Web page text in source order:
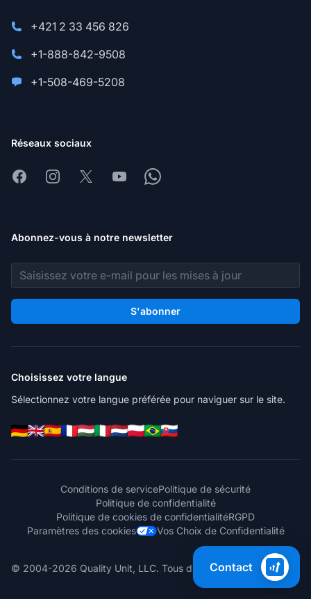
+421 2 33 456 826
+1-888-842-9508
+1-508-469-5208
Réseaux sociaux
FacebookInstagram
X YoutubeWhatsapp
Abonnez-vous à notre newsletter
Adresse e-mail
S'abonner
Choisissez votre langue
Sélectionnez votre langue préférée pour naviguer sur le site.
Conditions de servicePolitique de sécurité
Politique de confidentialité
Politique de cookies de confidentialitéRGPD
Paramètres des cookies
Vos Choix de Confidentialité
© 2004-2026 Quality Unit, LLC. Tous droits réservés.
Contact